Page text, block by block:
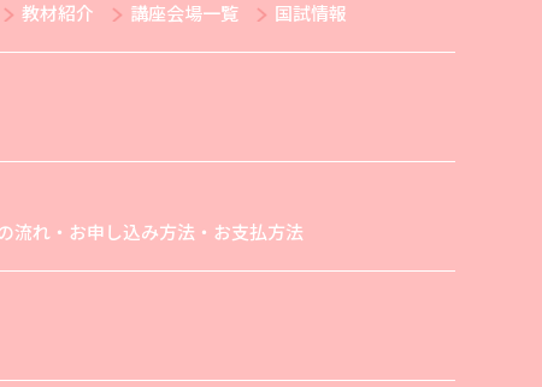
教材紹介 講座会場一覧 国試情報
流れ・お申し込み方法・お支払方法